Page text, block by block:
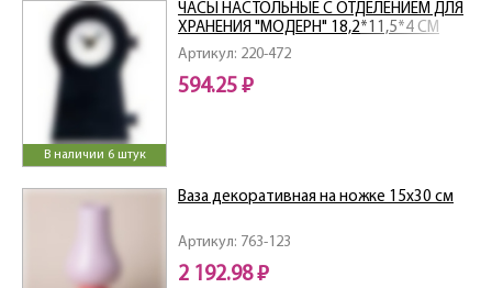
В наличии 6 штук
Артикул: 220-472
ЧАСЫ НАСТОЛЬНЫЕ С ОТДЕЛЕНИЕМ ДЛЯ
ХРАНЕНИЯ "МОДЕРН" 18,2*11,5*4 СМ
594.25 ₽
Артикул: 763-123
Ваза декоративная на ножке 15х30 см
2 192.98 ₽